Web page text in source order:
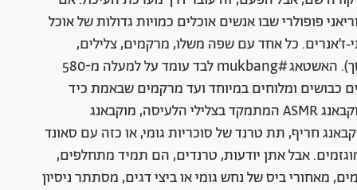
פופולרי שבו אנשים אוכלים כמויות גדולות של אוכל
כל אחד עם שפה משלו, מרקמים, צלילים,
טעמים (ולפעמים גם ריחות שלכו תדמיינו דרך המסך). האשטאג #mukbang לבד עומד על למעלה מ-580
כבושים ומלוחים במיוחד ועד מרקמים שבאמת כיד
הדמיון – הטרנד מתפצל וכולל תתי-ז'אנרים כמו מוקבאנג ASMR המתמקד בצלילי הלעיסה, מוקבאנג
חריף, תת טרנד של סוכריות גומי, או כזה עם סאונד
אבל אתן יודעות, טרנדים, הם תמיד מתחלפים,
ביס של נחש גומי או ביצי דגים, מסתתר ניסיון